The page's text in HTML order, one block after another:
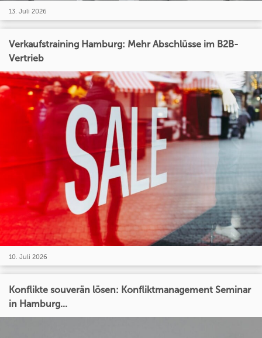
13. Juli 2026
Verkaufstraining Hamburg: Mehr Abschlüsse im B2B-
Vertrieb
10. Juli 2026
Konflikte souverän lösen: Konfliktmanagement Seminar
in Hamburg...